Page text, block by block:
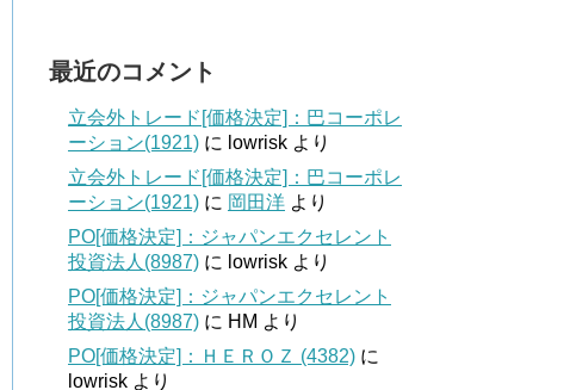
最近のコメント
立会外トレード[価格決定]：巴コーポレ
ーション(1921) に lowrisk より
立会外トレード[価格決定]：巴コーポレ
ーション(1921) に 岡田洋 より
PO[価格決定]：ジャパンエクセレント
投資法人(8987) に lowrisk より
PO[価格決定]：ジャパンエクセレント
投資法人(8987) に HM より
PO[価格決定]：ＨＥＲＯＺ (4382) に
lowrisk より